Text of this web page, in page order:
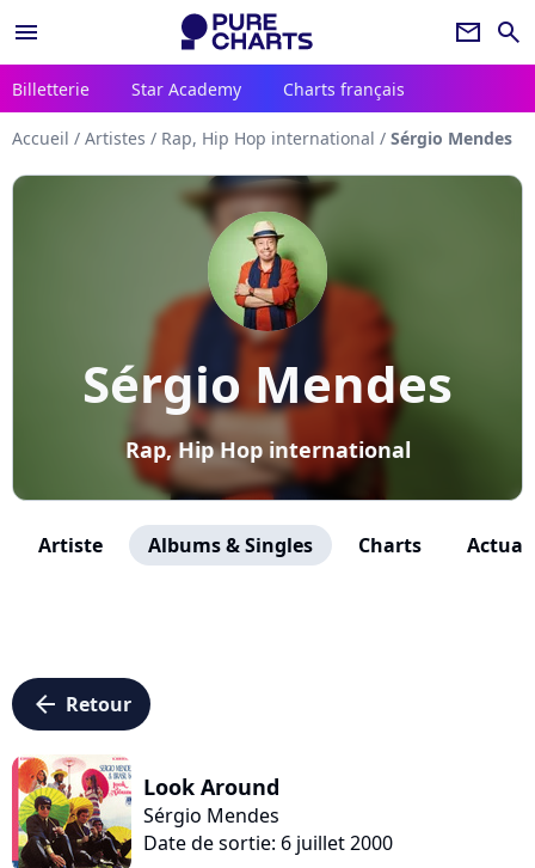
menu newsletter search
Billetterie Star Academy Charts français
Accueil / Artistes / Rap, Hip Hop international / Sérgio Mendes
Sérgio Mendes
Rap, Hip Hop international
Artiste Albums & Singles Charts
arrow_left Retour
Look Around
Sérgio Mendes
Date de sortie: 6 juillet 2000